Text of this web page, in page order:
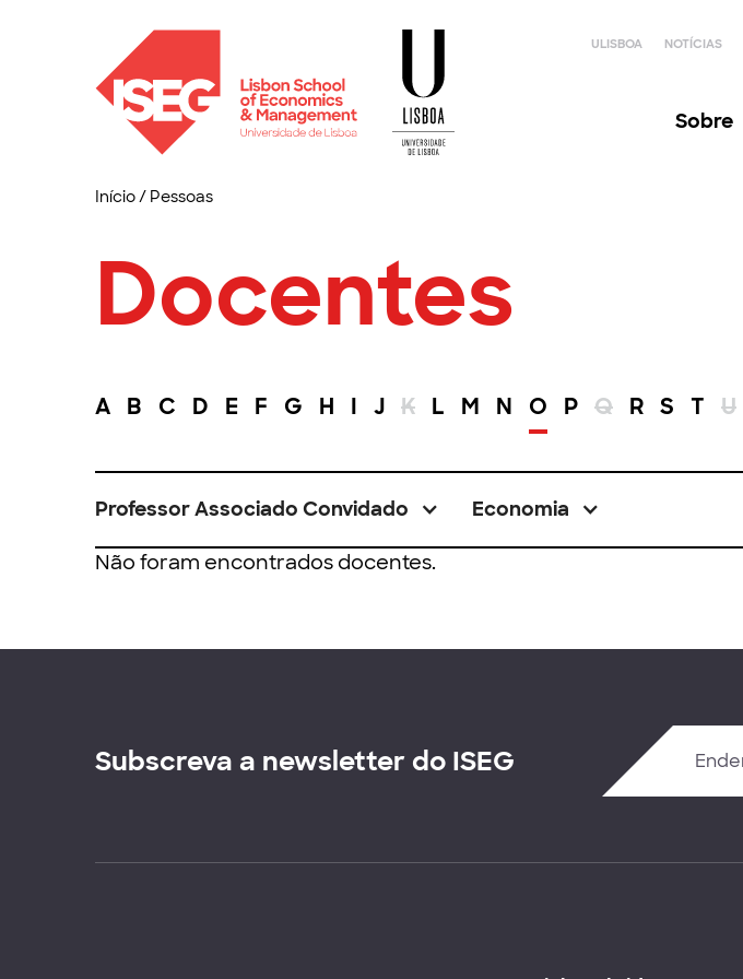
ULISBOA NOTÍCIAS
Sobre
Início/ Pessoas
Docentes
A B C D E F G H I J K L M N O P Q R S T U
Professor Associado Convidado Economia
Não foram encontrados docentes.
Subscreva a newsletter do ISEG